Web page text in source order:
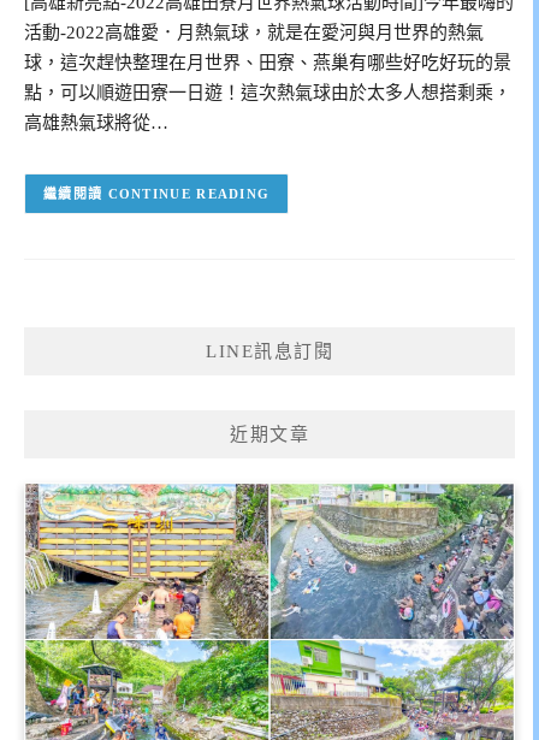
活動-2022高雄愛．月熱氣球，就是在愛河與月世界的熱氣
球，這次趕快整理在月世界、田寮、燕巢有哪些好吃好玩的景
點，可以順遊田寮一日遊！這次熱氣球由於太多人想搭剩乘，
高雄熱氣球將從…
CONTINUE READING
LINE訊息訂閱
近期文章